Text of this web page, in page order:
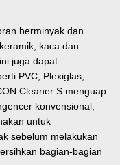
berminyak dan
kaca dan
juga dapat
PVC, Plexiglas,
Cleaner S menguap
konvensional,
untuk
sebelum melakukan
bagian-bagian